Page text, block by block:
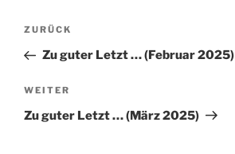
Beitragsnavigation
Vorheriger
Beitrag
ZURÜCK
Zu guter Letzt … (Februar 2025)
Nächster
Beitrag
WEITER
Zu guter Letzt … (März 2025)